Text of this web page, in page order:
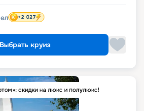
+2 027
Выбрать круиз
скидки на люкс и полулюкс!